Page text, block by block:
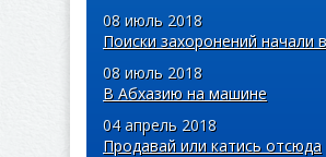
08 июль 2018
08 июль 2018
В Абхазию на машине
04 апрель 2018
Продавай или катись отсюда